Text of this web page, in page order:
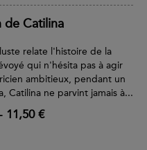
de Catilina
relate l'histoire de la
qui n'hésita pas à agir
ambitieux, pendant un
Catilina ne parvint jamais à...
11,50 €